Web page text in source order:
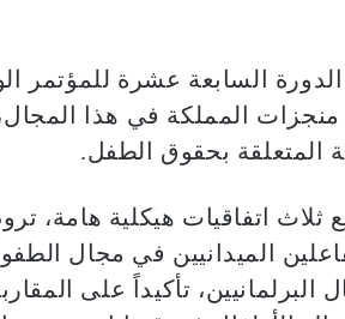
الدورة السابعة عشرة للمؤتمر
منجزات المملكة في هذا
المتعلقة بحقوق الطفل.
ثلاث اتفاقيات هيكلية هامة،
الميدانيين في مجال
تأكيداً على